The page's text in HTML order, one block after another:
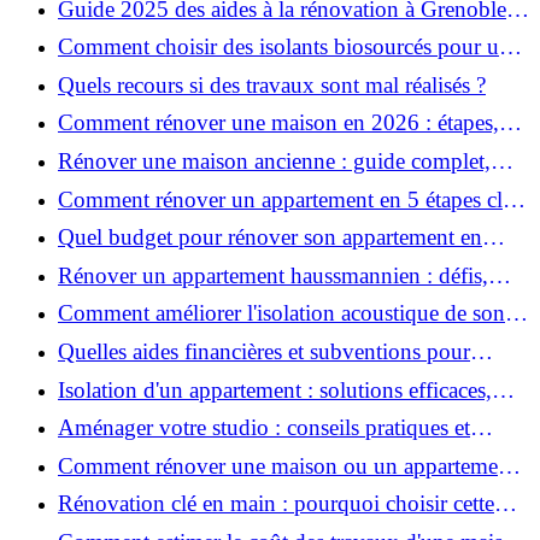
Guide 2025 des aides à la rénovation à Grenoble et
Voiron : MaPrimeRénov’, CEE, aides locales
Comment choisir des isolants biosourcés pour une
rénovation écologique ?
Quels recours si des travaux sont mal réalisés ?
Comment rénover une maison en 2026 : étapes,
coûts et conseils ?
Rénover une maison ancienne : guide complet,
étapes, budget et astuces
Comment rénover un appartement en 5 étapes clés
?
Quel budget pour rénover son appartement en
2026 ?
Rénover un appartement haussmannien : défis,
conseils pratiques et estimation des prix
Comment améliorer l'isolation acoustique de son
appartement ?
Quelles aides financières et subventions pour
rénover votre appartement en 2026 ?
Isolation d'un appartement : solutions efficaces,
prix et conseils
Aménager votre studio : conseils pratiques et
erreurs à éviter
Comment rénover une maison ou un appartement
avec 50 000 € : budget, étapes et astuces ?
Rénovation clé en main : pourquoi choisir cette
solution et à quoi faire attention ?